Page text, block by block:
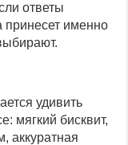
ответы
принесет именно
удивить
мягкий бисквит,
аккуратная